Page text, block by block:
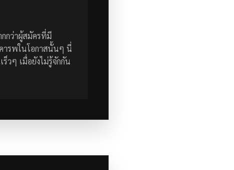
กว่าผู้สมัครที่มี
ารพในโอกาสนั้นๆ นี่
วๆ เมื่อยังไม่รู้จักกัน